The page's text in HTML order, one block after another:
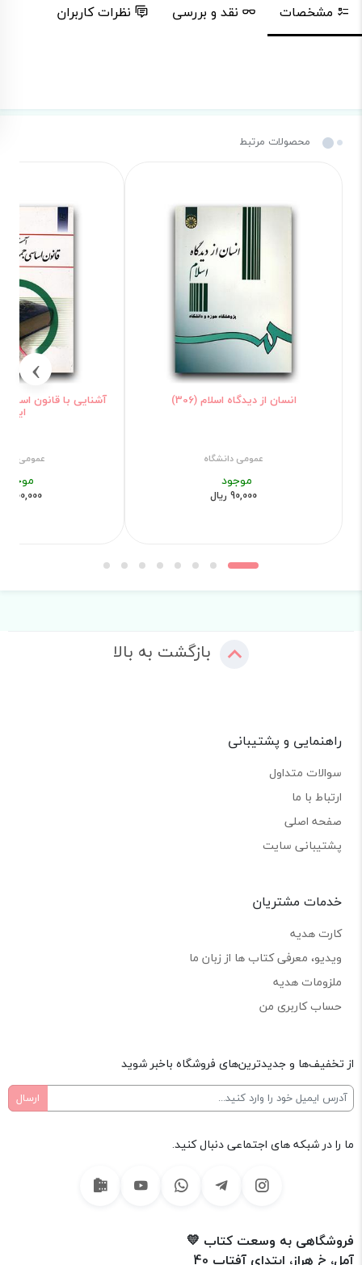
مشخصات نقد و بررسی نظرات کاربران
محصولات مرتبط
انسان از دیدگاه اسلام (306)
عمومی دانشگاه
موجود
90,000 ریال
آشنایی با قانون
ایران
عمومی
موجود
800,000 ریال
›
بازگشت به بالا
راهنمایی و پشتیبانی
سوالات متداول
ارتباط با ما
صفحه اصلی
پشتیبانی سایت
خدمات مشتریان
کارت هدیه
ویدیو، معرفی کتاب ها از زبان ما
ملزومات هدیه
حساب کاربری من
از تخفیف‌ها و جدیدترین‌های فروشگاه باخبر شوید
ما را در شبکه های اجتماعی دنبال کنید.
فروشگاهی به وسعت کتاب 💛
آمل، خ هراز، ابتدای آفتاب 40